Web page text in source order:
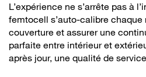
L’expérience ne s’arrête pas à
femtocell s’auto-calibre
couverture et assurer une
parfaite entre intérieur et
après jour, une qualité de